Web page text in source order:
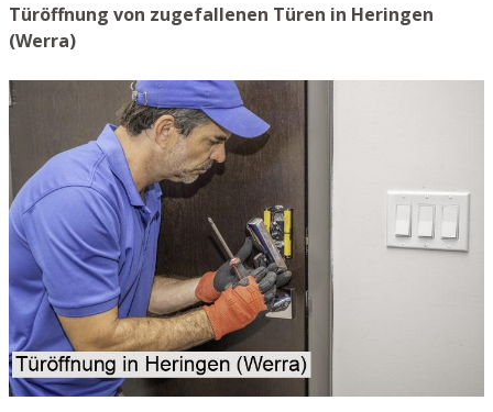
Türöffnung von zugefallenen Türen in Heringen
(Werra)